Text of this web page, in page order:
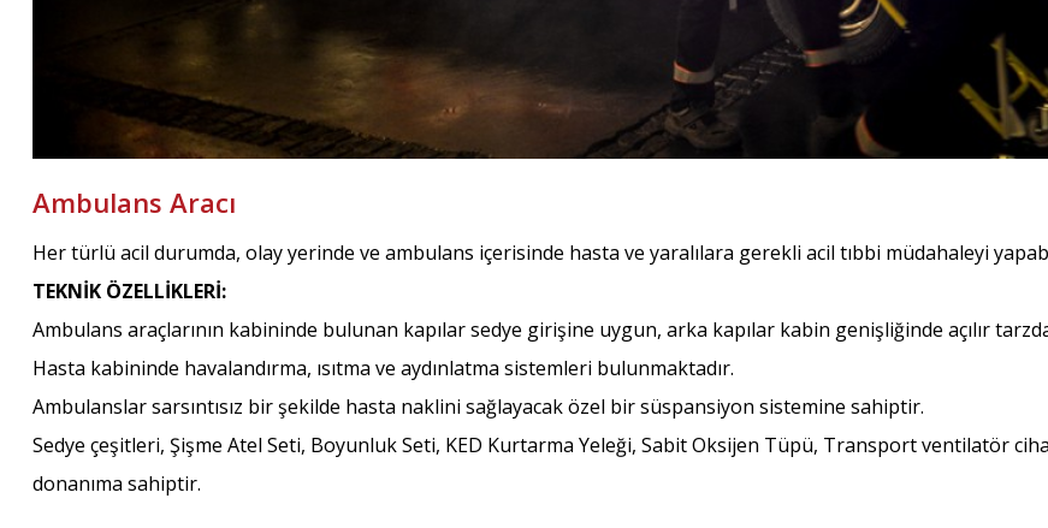
Ambulans Aracı
Her türlü acil durumda, olay yerinde ve ambulans içerisinde hasta ve yaralılara gerekli acil tıbbi müdahaleyi
TEKNİK ÖZELLİKLERİ:
Ambulans araçlarının kabininde bulunan kapılar sedye girişine uygun, arka kapılar kabin genişliğinde açılır
Hasta kabininde havalandırma, ısıtma ve aydınlatma sistemleri bulunmaktadır.
Ambulanslar sarsıntısız bir şekilde hasta naklini sağlayacak özel bir süspansiyon sistemine sahiptir.
Sedye çeşitleri, Şişme Atel Seti, Boyunluk Seti, KED Kurtarma Yeleği, Sabit Oksijen Tüpü, Transport ventilatör
donanıma sahiptir.